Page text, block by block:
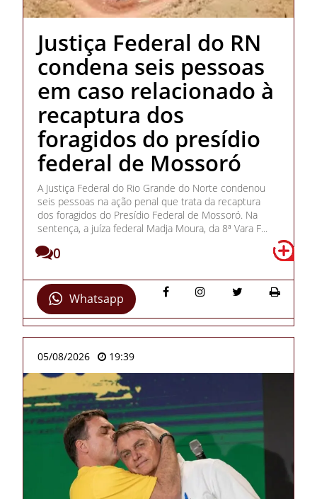
Justiça Federal do RN
condena seis pessoas
em caso relacionado à
recaptura dos
foragidos do presídio
federal de Mossoró
A Justiça Federal do Rio Grande do Norte condenou
seis pessoas na ação penal que trata da recaptura
dos foragidos do Presídio Federal de Mossoró. Na
sentença, a juíza federal Madja Moura, da 8ª Vara F...
0
Whatsapp
05/08/2026 19:39